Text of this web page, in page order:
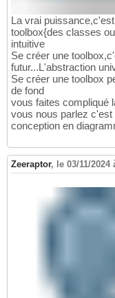
La vrai
toolbox{des classes
intuitive
Se créer une
futur...L'abstraction
Se créer une toolbox
de fond
vous faites compliqué
vous nous parlez
conception en
Zeeraptor, le 03/11/2024